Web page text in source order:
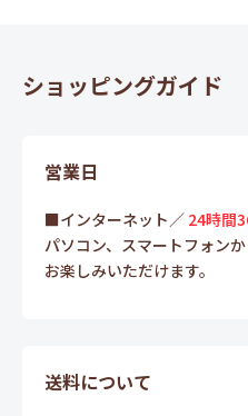
ショッピングガイド
営業日
■インターネット／ 24時間
パソコン、スマートフォン
お楽しみいただけます。
送料について